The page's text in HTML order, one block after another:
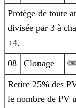
Protège de toute
divisée par 3 à
+4.
08 Clonage
Retire 25% des
le nombre de PV